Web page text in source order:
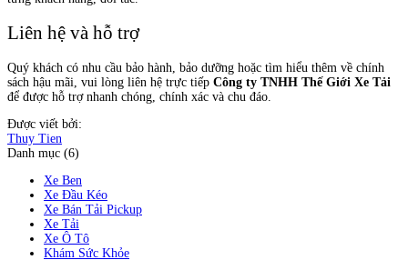
Liên hệ và hỗ trợ
Quý khách có nhu cầu bảo hành, bảo dưỡng hoặc tìm hiểu thêm về chính
sách hậu mãi, vui lòng liên hệ trực tiếp Công ty TNHH Thế Giới Xe Tải
để được hỗ trợ nhanh chóng, chính xác và chu đáo.
Được viết bởi:
Thuy Tien
Danh mục (6)
Xe Ben
Xe Đầu Kéo
Xe Bán Tải Pickup
Xe Tải
Xe Ô Tô
Khám Sức Khỏe